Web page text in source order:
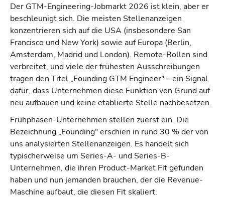
Der GTM-Engineering-Jobmarkt 2026 ist klein, aber er
beschleunigt sich. Die meisten Stellenanzeigen
konzentrieren sich auf die USA (insbesondere San
Francisco und New York) sowie auf Europa (Berlin,
Amsterdam, Madrid und London). Remote-Rollen sind
verbreitet, und viele der frühesten Ausschreibungen
tragen den Titel „Founding GTM Engineer" – ein Signal
dafür, dass Unternehmen diese Funktion von Grund auf
neu aufbauen und keine etablierte Stelle nachbesetzen.
Frühphasen-Unternehmen stellen zuerst ein. Die
Bezeichnung „Founding" erschien in rund 30 % der von
uns analysierten Stellenanzeigen. Es handelt sich
typischerweise um Series-A- und Series-B-
Unternehmen, die ihren Product-Market Fit gefunden
haben und nun jemanden brauchen, der die Revenue-
Maschine aufbaut, die diesen Fit skaliert.